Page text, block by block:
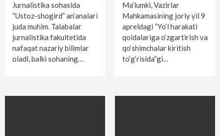
Jurnalistika sohasida
“Ustoz-shogird” an’analari
juda muhim. Talabalar
jurnalistika fakultetida
nafaqat nazariy bilimlar
oladi, balki sohaning…
Ma’lumki, Vazirlar
Mahkamasining joriy yil 9
apreldagi “Yo‘l harakati
qoidalariga o‘zgartirish va
qo‘shimchalar kiritish
to‘g‘risida”gi…